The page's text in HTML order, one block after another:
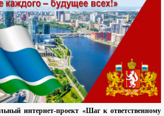
интернет-проект «Шаг к ответственному